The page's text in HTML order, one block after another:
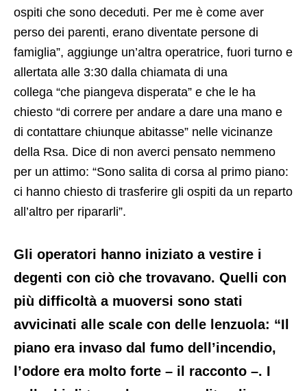
ospiti che sono deceduti. Per me è come aver
perso dei parenti, erano diventate persone di
famiglia”, aggiunge un’altra operatrice, fuori turno e
allertata alle 3:30 dalla chiamata di una
collega “che piangeva disperata” e che le ha
chiesto “di correre per andare a dare una mano e
di contattare chiunque abitasse” nelle vicinanze
della Rsa. Dice di non averci pensato nemmeno
per un attimo: “Sono salita di corsa al primo piano:
ci hanno chiesto di trasferire gli ospiti da un reparto
all’altro per ripararli”.
Gli operatori hanno iniziato a vestire i
degenti con ciò che trovavano. Quelli con
più difficoltà a muoversi sono stati
avvicinati alle scale con delle lenzuola: “Il
piano era invaso dal fumo dell’incendio,
l’odore era molto forte – il racconto –. I